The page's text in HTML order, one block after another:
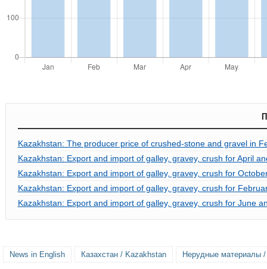
Kazakhstan: The producer price of crushed-stone and gravel in
Kazakhstan: Export and import of galley, gravey, crush for April
Kazakhstan: Export and import of galley, gravey, crush for
Kazakhstan: Export and import of galley, gravey, crush for
Kazakhstan: Export and import of galley, gravey, crush for June
News in English Казахстан / Kazakhstan Нерудные материалы